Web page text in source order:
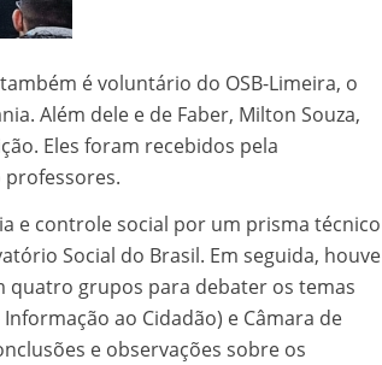
é voluntário do OSB-Limeira, o
Além dele e de Faber, Milton Souza,
Eles foram recebidos pela
professores.
e controle social por um prisma técnico
Social do Brasil. Em seguida, houve
quatro grupos para debater os temas
ao Cidadão) e Câmara de
e observações sobre os